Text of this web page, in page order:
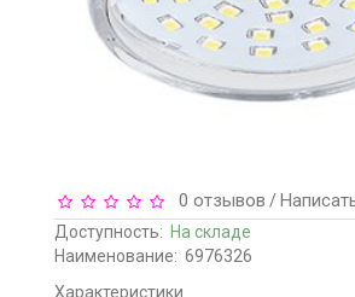
0 отзывов /
Доступность: На складе
Наименование: 6976326
Характеристики